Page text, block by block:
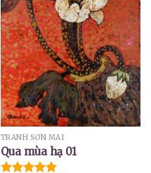
TRANH SƠN MÀI
Qua mùa hạ 01